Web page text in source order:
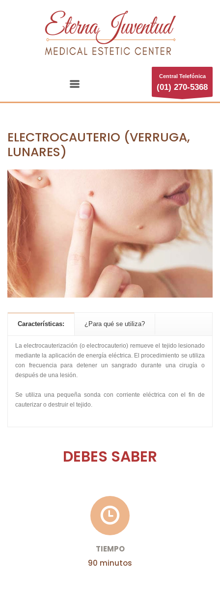
Central Telefónica
(01) 270-5368
ELECTROCAUTERIO (VERRUGA,
LUNARES)
Características: ¿Para qué se utiliza?
La electrocauterización (o electrocauterio) remueve el tejido lesionado
mediante la aplicación de energía eléctrica. El procedimiento se utiliza
con frecuencia para detener un sangrado durante una cirugía o
después de una lesión.
Se utiliza una pequeña sonda con corriente eléctrica con el fin de
cauterizar o destruir el tejido.
DEBES SABER
TIEMPO
90 minutos